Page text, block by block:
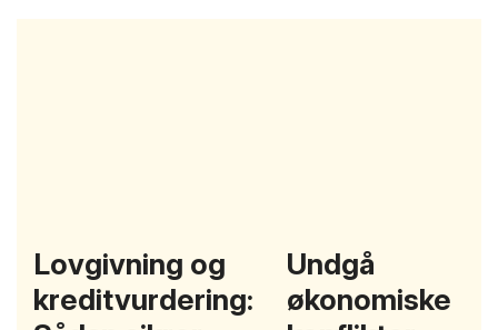
Lovgivning og
kreditvurdering:
Undgå
økonomiske